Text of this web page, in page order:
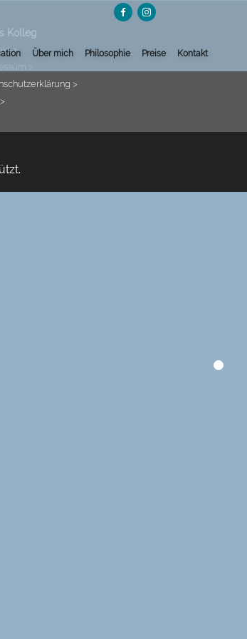
(current)
Über mich(current)
Philosophie(current)
Preise(current)
Kontakt(current)
Kolleg
>
>
>